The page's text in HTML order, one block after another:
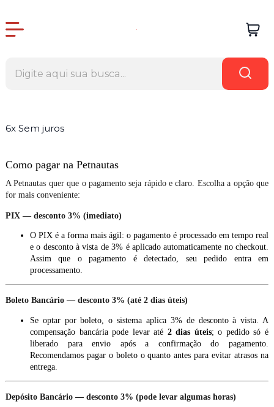
6x Sem juros
Como pagar na Petnautas
A Petnautas quer que o pagamento seja rápido e claro. Escolha a opção que
for mais conveniente:
PIX — desconto 3% (imediato)
O PIX é a forma mais ágil: o pagamento é processado em tempo real
e o desconto à vista de 3% é aplicado automaticamente no checkout.
Assim que o pagamento é detectado, seu pedido entra em
processamento.
Boleto Bancário — desconto 3% (até 2 dias úteis)
Se optar por boleto, o sistema aplica 3% de desconto à vista. A
compensação bancária pode levar até 2 dias úteis; o pedido só é
liberado para envio após a confirmação do pagamento.
Recomendamos pagar o boleto o quanto antes para evitar atrasos na
entrega.
Depósito Bancário — desconto 3% (pode levar algumas horas)